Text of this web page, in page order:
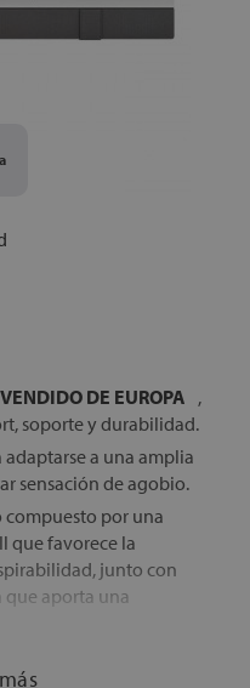
DE EUROPA ,
soporte y durabilidad.
a una amplia
sensación de agobio.
por una
que favorece la
junto con
que aporta una
duradero y favorece